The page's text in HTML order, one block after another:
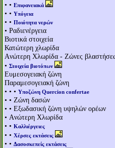
• • Επιφανειακά
• • Υπόγεια
• • Ποιότητα νερών
• Ραδιενέργεια
Βιοτικά στοιχεία
Κατώτερη χλωρίδα
Aνώτερη Χλωρίδα - Ζώνες
• Στοιχεία βιοτόπων
Ευμεσογειακή ζώνη
Παραμεσογειακή ζώνη
• • • Υποζώνη Quercion confertae
• • Ζώνη δασών
• • Εξωδασική ζώνη υψηλών ορέων
• Aνώτερη Χλωρίδα
• • Καλλιέργειες
• • Χέρσες εκτάσεις
• • Δασοσκεπείς εκτάσεις